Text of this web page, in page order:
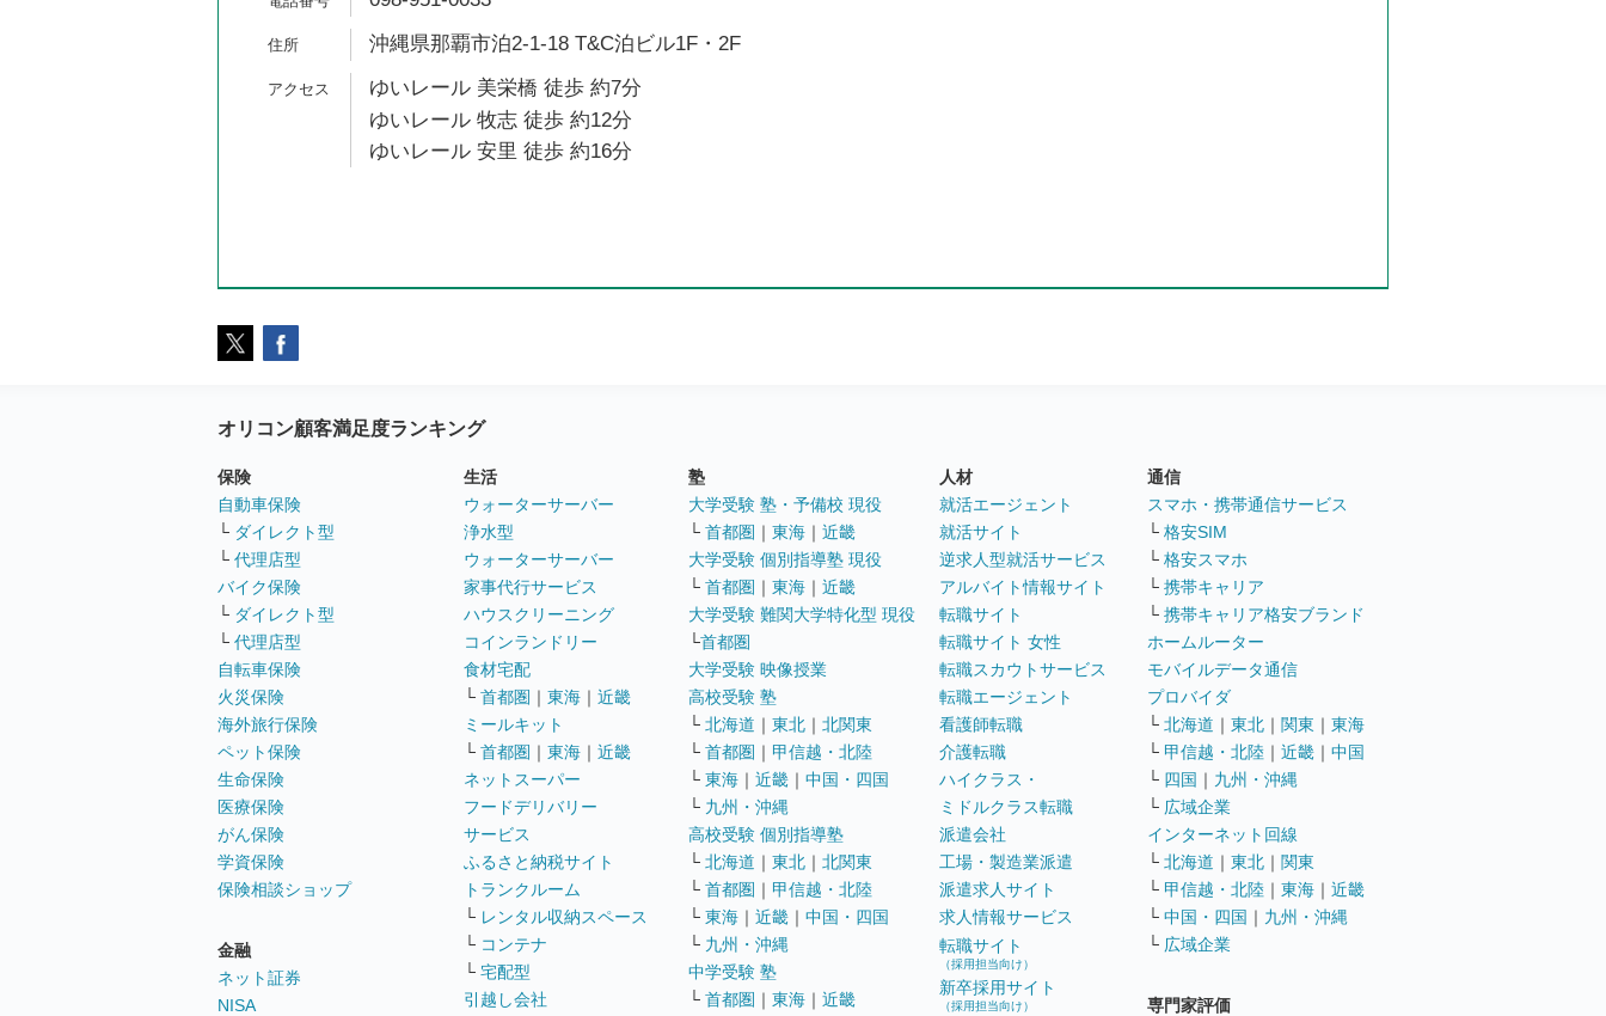
沖縄県那覇市泊2-1-18 T&C泊ビル1F・2F
ゆいレール 美栄橋 徒歩 約7分
ゆいレール 牧志 徒歩 約12分
ゆいレール 安里 徒歩 約16分
オリコン顧客満足度ランキング
保険
自動車保険
└ ダイレクト型
└ 代理店型
バイク保険
└ ダイレクト型
└ 代理店型
自転車保険
火災保険
海外旅行保険
ペット保険
生命保険
医療保険
がん保険
学資保険
保険相談ショップ
金融
ネット証券
NISA
生活
ウォーターサーバー
浄水型
ウォーターサーバー
家事代行サービス
ハウスクリーニング
コインランドリー
食材宅配
└ 首都圏 ｜ 東海 ｜ 近畿
ミールキット
└ 首都圏 ｜ 東海 ｜ 近畿
ネットスーパー
フードデリバリー
サービス
ふるさと納税サイト
トランクルーム
└ レンタル収納スペース
└ コンテナ
└ 宅配型
引越し会社
塾
大学受験 塾・予備校 現役
└ 首都圏 ｜ 東海 ｜ 近畿
大学受験 個別指導塾 現役
└ 首都圏 ｜ 東海 ｜ 近畿
大学受験 難関大学特化型 現役
└首都圏
大学受験 映像授業
高校受験 塾
└ 北海道 ｜ 東北 ｜ 北関東
└ 首都圏 ｜ 甲信越・北陸
└ 東海 ｜ 近畿 ｜ 中国・四国
└ 九州・沖縄
高校受験 個別指導塾
└ 北海道 ｜ 東北 ｜ 北関東
└ 首都圏 ｜ 甲信越・北陸
└ 東海 ｜ 近畿 ｜ 中国・四国
└ 九州・沖縄
中学受験 塾
└ 首都圏 ｜ 東海 ｜ 近畿
人材
就活エージェント
就活サイト
逆求人型就活サービス
アルバイト情報サイト
転職サイト
転職サイト 女性
転職スカウトサービス
転職エージェント
看護師転職
介護転職
ハイクラス・
ミドルクラス転職
派遣会社
工場・製造業派遣
派遣求人サイト
求人情報サービス
転職サイト
（採用担当向け）
新卒採用サイト
（採用担当向け）
通信
スマホ・携帯通信サービス
└ 格安SIM
└ 格安スマホ
└ 携帯キャリア
└ 携帯キャリア格安ブランド
ホームルーター
モバイルデータ通信
プロバイダ
└ 北海道 ｜ 東北 ｜ 関東 ｜ 東海
└ 甲信越・北陸 ｜ 近畿 ｜ 中国
└ 四国 ｜ 九州・沖縄
└ 広域企業
インターネット回線
└ 北海道 ｜ 東北 ｜ 関東
└ 甲信越・北陸 ｜ 東海 ｜ 近畿
└ 中国・四国 ｜ 九州・沖縄
└ 広域企業
専門家評価